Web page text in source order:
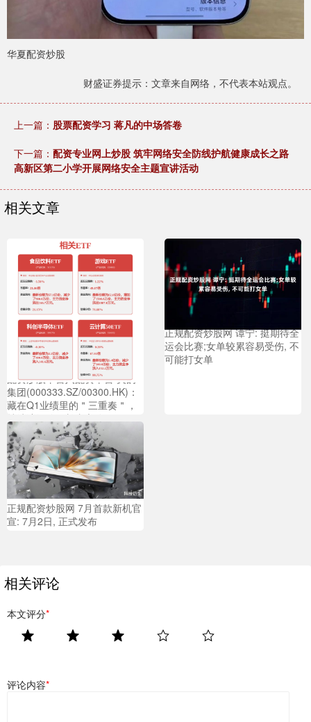
华夏配资炒股
财盛证券提示：文章来自网络，不代表本站观点。
上一篇： 股票配资学习 蒋凡的中场答卷
下一篇： 配资专业网上炒股 筑牢网络安全防线护航健康成长之路
高新区第二小学开展网络安全主题宣讲活动
相关文章
配资炒股平台入配资平台 美的
集团(000333.SZ/00300.HK)：
藏在Q1业绩里的＂三重奏＂，
持续演绎价值长青之路
正规配资炒股网 谭宁: 挺期待全
运会比赛;女单较累容易受伤, 不
可能打女单
正规配资炒股网 7月首款新机官
宣: 7月2日, 正式发布
相关评论
本文评分*
评论内容*